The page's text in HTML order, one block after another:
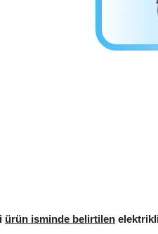
ürün isminde belirtilen